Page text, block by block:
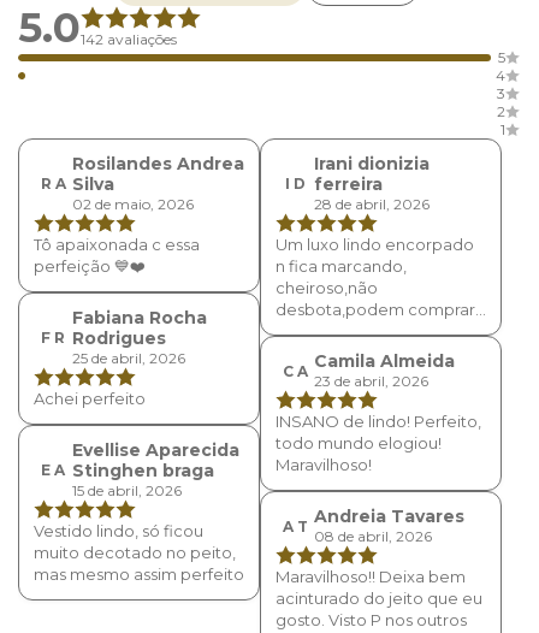
5.0142 avaliações
5
4
3
2
1
R A
Rosilandes Andrea
Silva
02 de maio, 2026
Tô apaixonada c essa
perfeição 💙❤️
F R
Fabiana Rocha
Rodrigues
25 de abril, 2026
Achei perfeito
E A
Evellise Aparecida
Stinghen braga
15 de abril, 2026
Vestido lindo, só ficou
muito decotado no peito,
mas mesmo assim perfeito
I D
Irani dionizia
ferreira
28 de abril, 2026
Um luxo lindo encorpado
n fica marcando,
cheiroso,não
desbota,podem comprar
sem medo já e o terceiro
que compro.
C A Camila Almeida
23 de abril, 2026
INSANO de lindo! Perfeito,
todo mundo elogiou!
Maravilhoso!
A T Andreia Tavares
08 de abril, 2026
Maravilhoso!! Deixa bem
acinturado do jeito que eu
gosto. Visto P nos outros